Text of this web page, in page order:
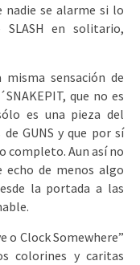
nadie se alarme si lo
en solitario,
sensación de
que no es
es una pieza del
GUNS y que por sí
completo. Aun así no
echo de menos algo
la portada a las
o Clock Somewhere”
colorines y caritas